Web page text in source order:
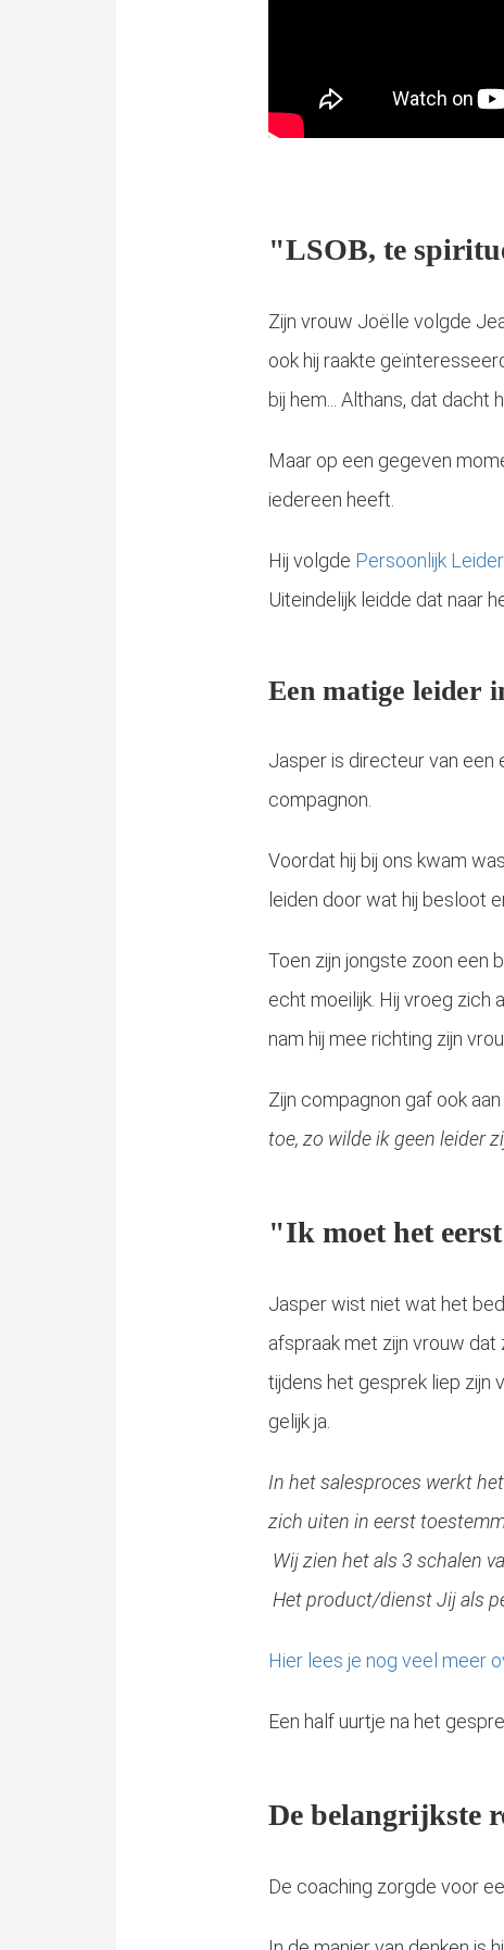
"LSOB, te
Zijn vrouw Joëlle volgde
ook hij raakte
bij hem... Althans, dat dacht
Maar op een gegeven
iedereen heeft.
Hij volgde Persoonlijk
Uiteindelijk leidde dat naar
Een matige leider
Jasper is directeur van
compagnon.
Voordat hij bij ons kwam
leiden door wat hij besloot
Toen zijn jongste zoon een
echt moeilijk. Hij vroeg zich
nam hij mee richting zijn
Zijn compagnon gaf ook
toe, zo wilde ik geen leider
"Ik moet het
Jasper wist niet wat het
afspraak met zijn vrouw
tijdens het gesprek liep zijn
gelijk ja.
In het salesproces werkt
zich uiten in eerst
Wij zien het als 3 schalen
Het product/dienst Jij als
Hier lees je nog veel meer
Een half uurtje na het
De belangrijkste
De coaching zorgde voor